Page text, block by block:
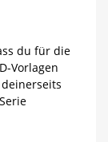
du für die
Vorlagen